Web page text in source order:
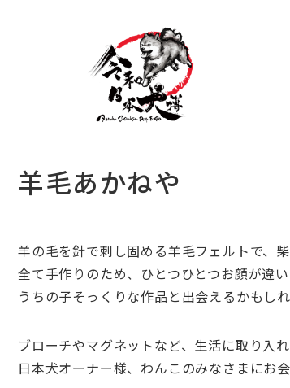
羊毛あかねや
羊の毛を針で刺し固める羊毛フェルトで、
全て手作りのため、ひとつひとつお顔が違い
うちの子そっくりな作品と出会えるかもし
ブローチやマグネットなど、生活に取り入
日本犬オーナー様、わんこのみなさまにお